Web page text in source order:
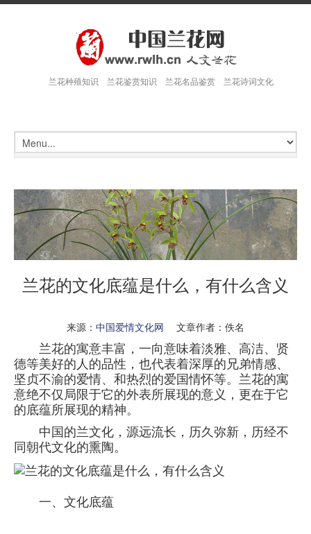
兰花种殖知识 兰花鉴赏知识 兰花名品鉴赏 兰花诗词文化
兰花的文化底蕴是什么，有什么含义
来源： 中国爱情文化网 文章作者：佚名
兰花的寓意丰富，一向意味着淡雅、高洁、贤
德等美好的人的品性，也代表着深厚的兄弟情感、
坚贞不渝的爱情、和热烈的爱国情怀等。兰花的寓
意绝不仅局限于它的外表所展现的意义，更在于它
的底蕴所展现的精神。
中国的兰文化，源远流长，历久弥新，历经不
同朝代文化的熏陶。
一、文化底蕴